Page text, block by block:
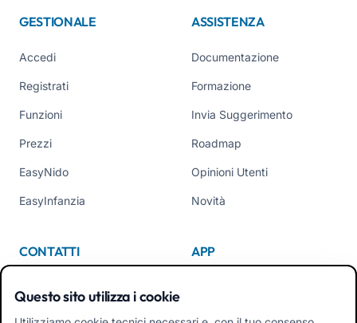
GESTIONALE
Accedi
Registrati
Funzioni
Prezzi
EasyNido
EasyInfanzia
ASSISTENZA
Documentazione
Formazione
Invia Suggerimento
Roadmap
Opinioni Utenti
Novità
CONTATTI
Contattaci
APP
Questo sito utilizza i cookie